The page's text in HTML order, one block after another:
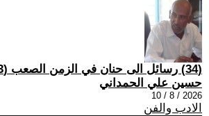
(34) رسائل الى حنان في الزمن الصعب (3)
حسين علي الحمداني
2026 / 8 / 10
الادب والفن